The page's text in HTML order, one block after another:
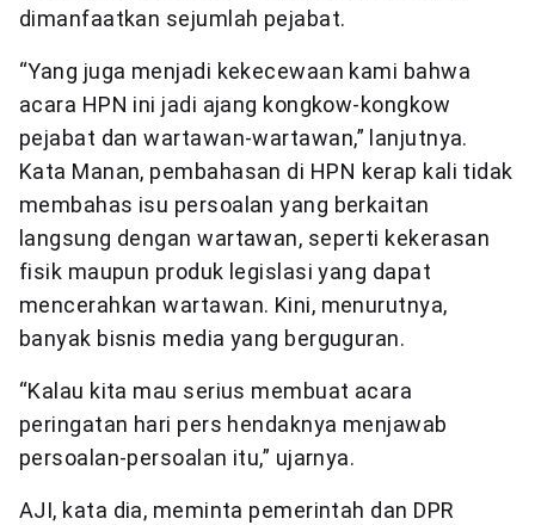
dimanfaatkan sejumlah pejabat.
“Yang juga menjadi kekecewaan kami bahwa
acara HPN ini jadi ajang kongkow-kongkow
pejabat dan wartawan-wartawan,” lanjutnya.
Kata Manan, pembahasan di HPN kerap kali tidak
membahas isu persoalan yang berkaitan
langsung dengan wartawan, seperti kekerasan
fisik maupun produk legislasi yang dapat
mencerahkan wartawan. Kini, menurutnya,
banyak bisnis media yang berguguran.
“Kalau kita mau serius membuat acara
peringatan hari pers hendaknya menjawab
persoalan-persoalan itu,” ujarnya.
AJI, kata dia, meminta pemerintah dan DPR